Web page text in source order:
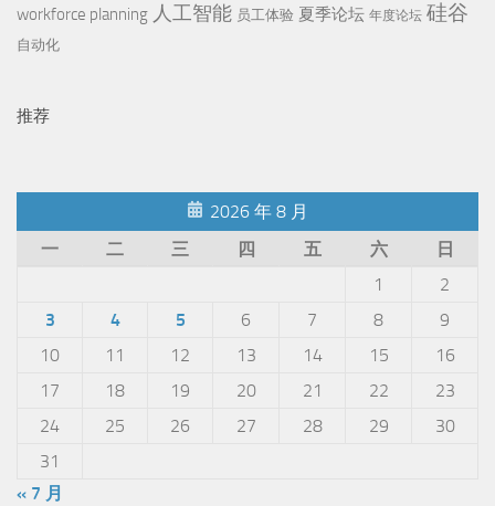
workforce planning 人工智能 员工体验 夏季论坛 年度论坛 硅谷
自动化
推荐
2026 年 8 月
一
二 三 四 五 六
日
1
2
3
4 5 6 7 8
9
10
11 12 13 14 15
16
17
18 19 20 21 22
23
24
25 26 27 28 29
30
31
« 7 月